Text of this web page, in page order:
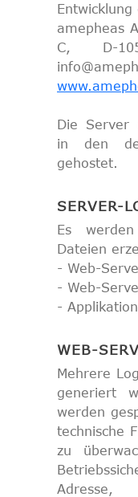
Entwicklung
amepheas
C, D-
Die Server
in den
gehostet.
SERVER-
Es
Dateien
- Web-
- Web-
-
WEB-
Mehrere
generiert
werden
technische
zu